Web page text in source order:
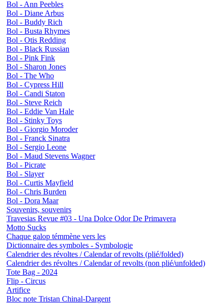
Bol - Ann Peebles
Bol - Diane Arbus
Bol - Buddy Rich
Bol - Busta Rhymes
Bol - Otis Redding
Bol - Black Russian
Bol - Pink Fink
Bol - Sharon Jones
Bol - The Who
Bol - Cypress Hill
Bol - Candi Staton
Bol - Steve Reich
Bol - Eddie Van Hale
Bol - Stinky Toys
Bol - Giorgio Moroder
Bol - Franck Sinatra
Bol - Sergio Leone
Bol - Maud Stevens Wagner
Bol - Picrate
Bol - Slayer
Bol - Curtis Mayfield
Bol - Chris Burden
Bol - Dora Maar
Souvenirs, souvenirs
Travesias Revue #03 - Una Dolce Odor De Primavera
Motto Sucks
Chaque galop témmène vers les
Dictionnaire des symboles - Symbologie
Calendrier des révoltes / Calendar of revolts (plié/folded)
Calendrier des révoltes / Calendar of revolts (non plié/unfolded)
Tote Bag - 2024
Flip - Circus
Artifice
Bloc note Tristan Chinal-Dargent